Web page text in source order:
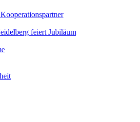
feiert Jubiläum